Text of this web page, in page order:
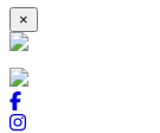
×